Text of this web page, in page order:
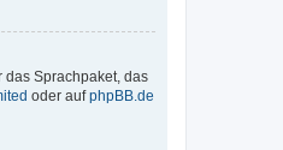
das Sprachpaket, das
oder aufphpBB.de